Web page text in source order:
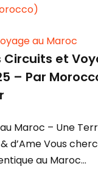
au Maroc
Circuits et
– Par
Maroc – Une
d’Ame Vous
au Maroc...